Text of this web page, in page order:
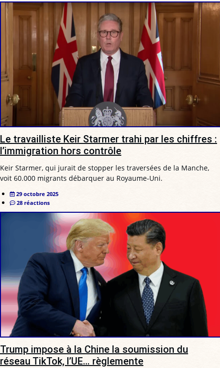
Le travailliste Keir Starmer trahi par les chiffres :
l’immigration hors contrôle
Keir Starmer, qui jurait de stopper les traversées de la Manche,
voit 60.000 migrants débarquer au Royaume-Uni.
29 octobre 2025
28 réactions
Trump impose à la Chine la soumission du
réseau TikTok, l’UE… règlemente